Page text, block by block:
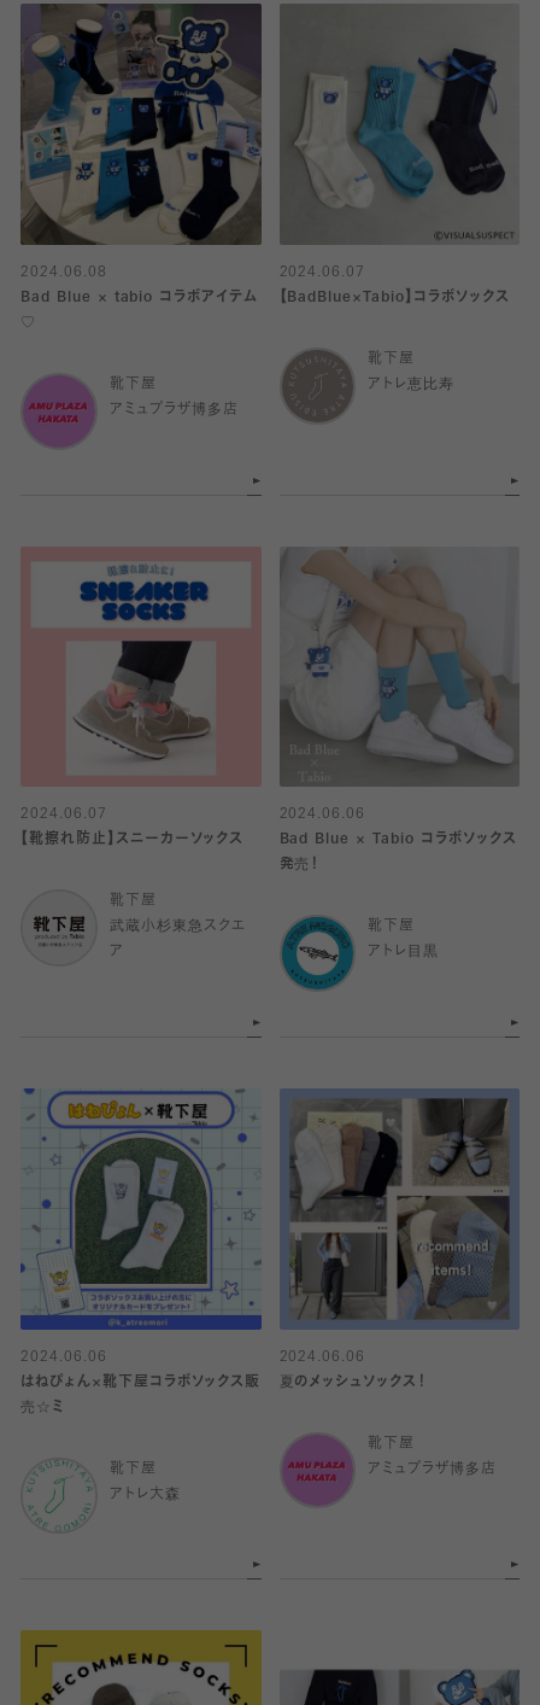
2024.06.08
Bad Blue × tabio コラボアイテム
♡
靴下屋
アミュプラザ博多店
2024.06.07
【BadBlue×Tabio】コラボソックス
靴下屋
アトレ恵比寿
2024.06.07
【靴擦れ防止】スニーカーソックス
靴下屋
武蔵小杉東急スクエ
ア
2024.06.06
Bad Blue × Tabio コラボソックス
発売！
靴下屋
アトレ目黒
2024.06.06
はねぴょん×靴下屋コラボソックス販
売☆ミ
靴下屋
アトレ大森
2024.06.06
夏のメッシュソックス！
靴下屋
アミュプラザ博多店